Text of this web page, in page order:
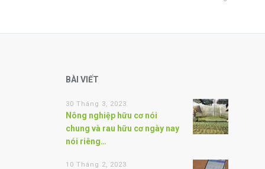
BÀI VIẾT
30 Tháng 3, 2023
Nông nghiệp hữu cơ nói
chung và rau hữu cơ ngày nay
nói riêng…
10 Tháng 2, 2023